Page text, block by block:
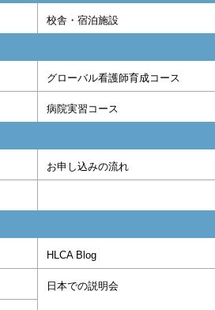
校舎・宿泊施設
グローバル看護師育成コース
病院実習コース
お申し込みの流れ
HLCA Blog
日本での説明会